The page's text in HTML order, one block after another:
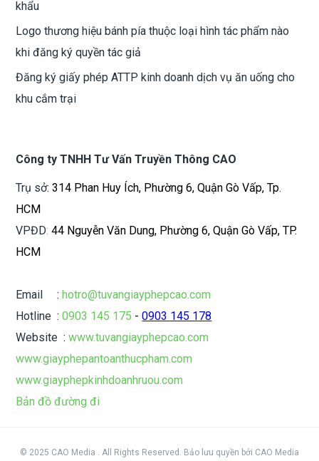
khẩu
Logo thương hiệu bánh pía thuộc loại hình tác phẩm nào
khi đăng ký quyền tác giả
Đăng ký giấy phép ATTP kinh doanh dịch vụ ăn uống cho
khu cắm trại
Công ty TNHH Tư Vấn Truyền Thông CAO
Trụ sở: 314 Phan Huy Ích, Phường 6, Quận Gò Vấp, Tp.
HCM
VPĐD:44 Nguyễn Văn Dung, Phường 6, Quận Gò Vấp, TP.
HCM
Email: hotro@tuvangiayphepcao.com
Hotline:0903 145 175 -0903 145 178
Website:www.tuvangiayphepcao.com
www.giayphepantoanthucpham.com
www.giayphepkinhdoanhruou.com
Bản đồ đường đi
© 2025 CAO Media . All Rights Reserved. Bảo lưu quyền bởi CAO Media